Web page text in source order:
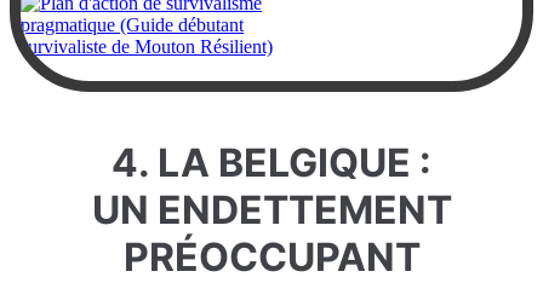
4. LA BELGIQUE :
UN ENDETTEMENT
PRÉOCCUPANT